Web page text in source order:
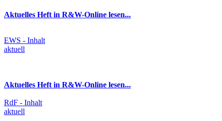
Aktuelles Heft in R&W-Online lesen...
EWS - Inhalt
aktuell
Aktuelles Heft in R&W-Online lesen...
RdF - Inhalt
aktuell